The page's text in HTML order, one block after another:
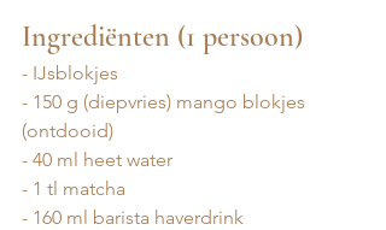
Ingrediënten (1 persoon)
- IJsblokjes
- ⁠150 g (diepvries) mango blokjes
(ontdooid)
- ⁠40 ml heet water
- ⁠1 tl matcha
- ⁠160 ml barista haverdrink